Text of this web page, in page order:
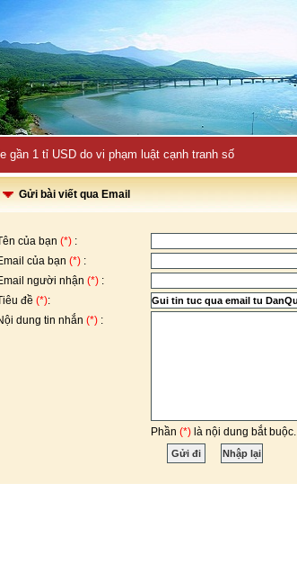
gần 1 tỉ USD do vi phạm luật cạnh tranh số
Gửi bài viết qua Email
của bạn (*) :
của bạn (*) :
người nhận (*) :
đề (*):
dung tin nhắn (*) :
Phần (*) là nội dung bắt buộc.